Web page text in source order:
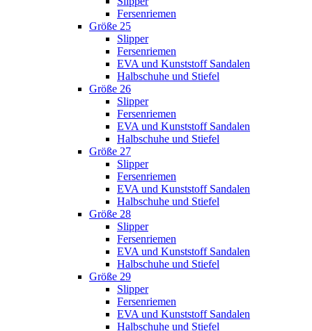
Fersenriemen
Größe 25
Slipper
Fersenriemen
EVA und Kunststoff Sandalen
Halbschuhe und Stiefel
Größe 26
Slipper
Fersenriemen
EVA und Kunststoff Sandalen
Halbschuhe und Stiefel
Größe 27
Slipper
Fersenriemen
EVA und Kunststoff Sandalen
Halbschuhe und Stiefel
Größe 28
Slipper
Fersenriemen
EVA und Kunststoff Sandalen
Halbschuhe und Stiefel
Größe 29
Slipper
Fersenriemen
EVA und Kunststoff Sandalen
Halbschuhe und Stiefel